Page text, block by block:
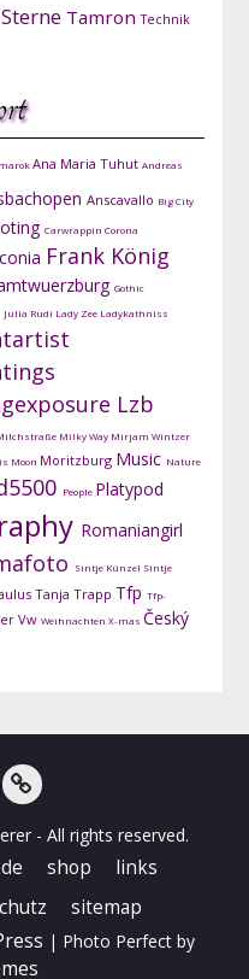
Sterne Tamron Technik
Ana Maria Tuhut Andreas
Anscavallo Big City
Carwrappin Corona
Frank König
Gothic
Julia Rudi Lady Zee Ladykathniss
Lzb
Milky Way Mirjam Wintzer
Moon Moritzburg Music Nature
People Platypod
Romaniangirl
Sintje Künzel Sintje
Tanja Trapp Tfp Tfp-
Vw Weihnachten X-mas Český
Shots
- All rights reserved.
shop
links
sitemap
| Photo Perfect by